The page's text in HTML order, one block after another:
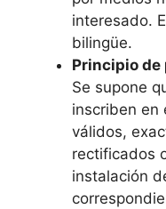
interesado.
bilingüe.
Principio
Se supone
inscriben en
válidos,
rectificados
instalación